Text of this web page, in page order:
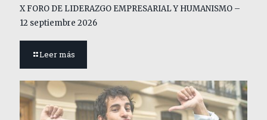
X FORO DE LIDERAZGO EMPRESARIAL Y HUMANISMO –
12 septiembre 2026
Leer más